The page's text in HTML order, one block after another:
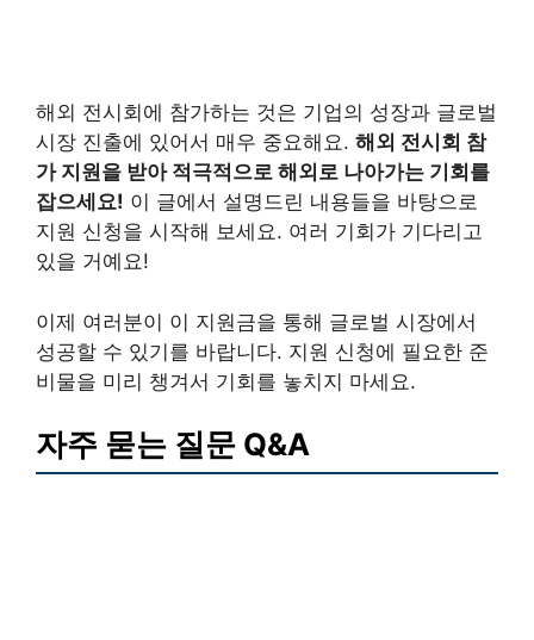
해외 전시회에 참가하는 것은 기업의 성장과 글로벌
시장 진출에 있어서 매우 중요해요. 해외 전시회 참
가 지원을 받아 적극적으로 해외로 나아가는 기회를
잡으세요! 이 글에서 설명드린 내용들을 바탕으로
지원 신청을 시작해 보세요. 여러 기회가 기다리고
있을 거예요!
이제 여러분이 이 지원금을 통해 글로벌 시장에서
성공할 수 있기를 바랍니다. 지원 신청에 필요한 준
비물을 미리 챙겨서 기회를 놓치지 마세요.
자주 묻는 질문 Q&A